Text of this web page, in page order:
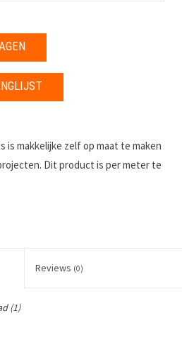
is makkelijke zelf op maat te maken
Dit product is per meter te
Reviews (0)
(1)